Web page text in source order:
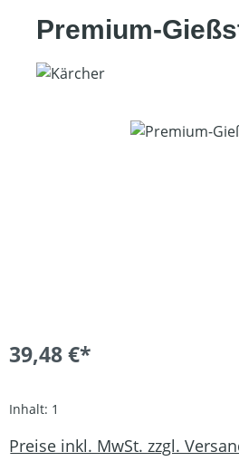
Premium-
Bildergalerie überspringen
39,48 €*
Inhalt: 1
Preise inkl. MwSt. zzgl.